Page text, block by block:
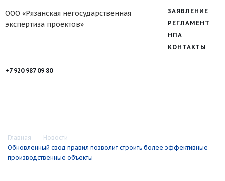
ООО «Рязанская негосударственная
экспертиза проектов»
ЗАЯВЛЕНИЕ
РЕГЛАМЕНТ
НПА
КОНТАКТЫ
+7 920 987 09 80
Главная
Новости
Обновленный свод правил позволит строить более эффективные
производственные объекты